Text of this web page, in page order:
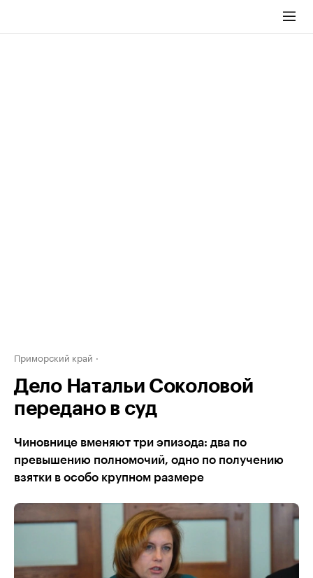
Приморский край
Дело Натальи Соколовой
передано в суд
Чиновнице вменяют три эпизода: два по
превышению полномочий, одно по получению
взятки в особо крупном размере